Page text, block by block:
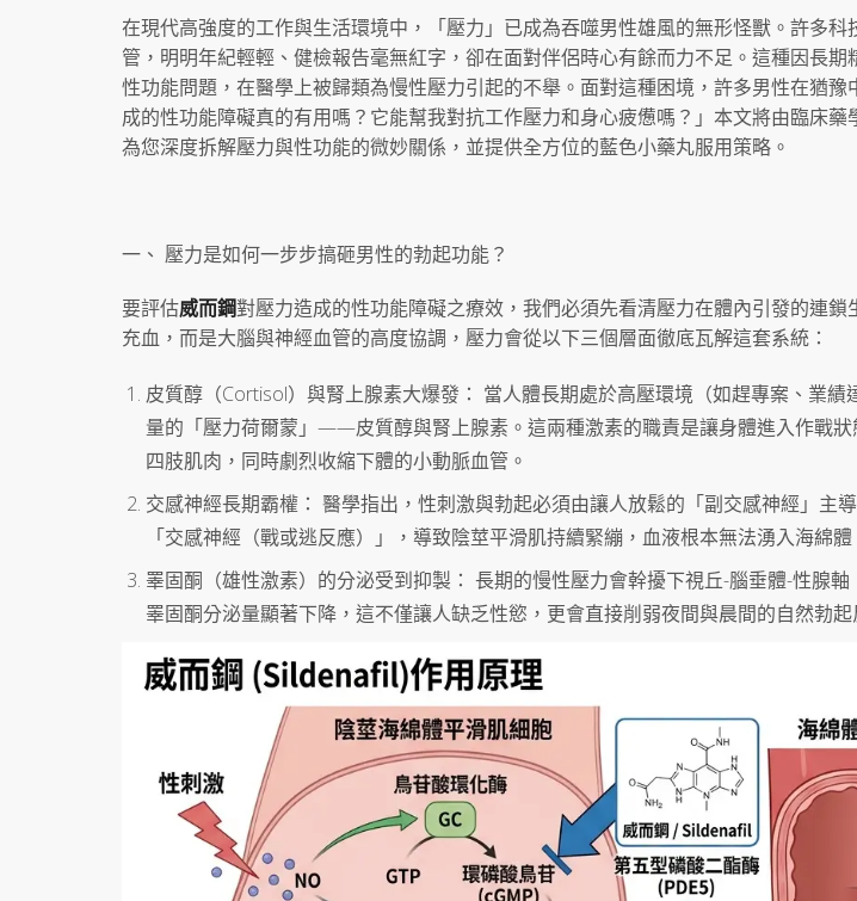
在現代高強度的工作與生活環境中，「壓力」已成為吞噬男性雄風的無形怪獸。許多科
管，明明年紀輕輕、健檢報告毫無紅字，卻在面對伴侶時心有餘而力不足。這種因長
性功能問題，在醫學上被歸類為慢性壓力引起的不舉。面對這種困境，許多男性在猶
成的性功能障礙真的有用嗎？它能幫我對抗工作壓力和身心疲憊嗎？」本文將由臨床藥
為您深度拆解壓力與性功能的微妙關係，並提供全方位的藍色小藥丸服用策略。
一、 壓力是如何一步步搞砸男性的勃起功能？
要評估威而鋼對壓力造成的性功能障礙之療效，我們必須先看清壓力在體內引發的連
充血，而是大腦與神經血管的高度協調，壓力會從以下三個層面徹底瓦解這套系統：
皮質醇（Cortisol）與腎上腺素大爆發： 當人體長期處於高壓環境（如趕專案、業績
量的「壓力荷爾蒙」——皮質醇與腎上腺素。這兩種激素的職責是讓身體進入作戰
四肢肌肉，同時劇烈收縮下體的小動脈血管。
交感神經長期霸權： 醫學指出，性刺激與勃起必須由讓人放鬆的「副交感神經」主
「交感神經（戰或逃反應）」，導致陰莖平滑肌持續緊繃，血液根本無法湧入海綿體
睪固酮（雄性激素）的分泌受到抑製： 長期的慢性壓力會幹擾下視丘-腦垂體-性腺
睪固酮分泌量顯著下降，這不僅讓人缺乏性慾，更會直接削弱夜間與晨間的自然勃起